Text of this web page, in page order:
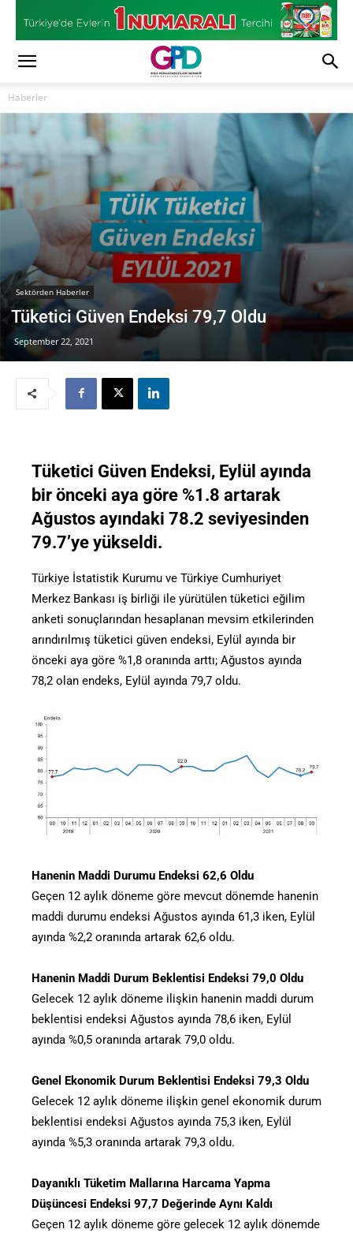
Haberler
Sektörden Haberler
Tüketici Güven Endeksi 79,7 Oldu
September 22, 2021
Tüketici Güven Endeksi, Eylül ayında
bir önceki aya göre %1.8 artarak
Ağustos ayındaki 78.2 seviyesinden
79.7’ye yükseldi.
Türkiye İstatistik Kurumu ve Türkiye Cumhuriyet
Merkez Bankası iş birliği ile yürütülen tüketici eğilim
anketi sonuçlarından hesaplanan mevsim etkilerinden
arındırılmış tüketici güven endeksi, Eylül ayında bir
önceki aya göre %1,8 oranında arttı; Ağustos ayında
78,2 olan endeks, Eylül ayında 79,7 oldu.
Hanenin Maddi Durumu Endeksi 62,6 Oldu
Geçen 12 aylık döneme göre mevcut dönemde hanenin
maddi durumu endeksi Ağustos ayında 61,3 iken, Eylül
ayında %2,2 oranında artarak 62,6 oldu.
Hanenin Maddi Durum Beklentisi Endeksi 79,0 Oldu
Gelecek 12 aylık döneme ilişkin hanenin maddi durum
beklentisi endeksi Ağustos ayında 78,6 iken, Eylül
ayında %0,5 oranında artarak 79,0 oldu.
Genel Ekonomik Durum Beklentisi Endeksi 79,3 Oldu
Gelecek 12 aylık döneme ilişkin genel ekonomik durum
beklentisi endeksi Ağustos ayında 75,3 iken, Eylül
ayında %5,3 oranında artarak 79,3 oldu.
Dayanıklı Tüketim Mallarına Harcama Yapma
Düşüncesi Endeksi 97,7 Değerinde Aynı Kaldı
Geçen 12 aylık döneme göre gelecek 12 aylık dönemde